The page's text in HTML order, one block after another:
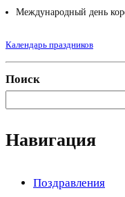
Международный день
Календарь праздников
Поиск
Навигация
Поздравления